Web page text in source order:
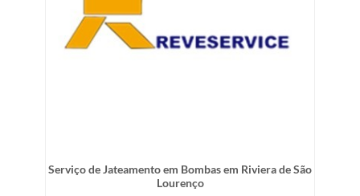
Serviço de Jateamento em Bombas em Riviera de São
Lourenço